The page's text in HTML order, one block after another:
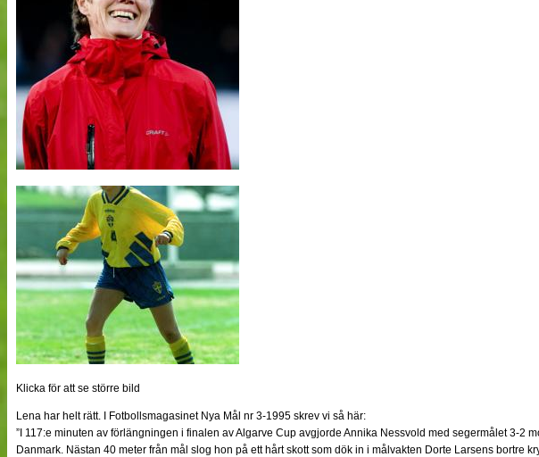
Klicka för att se större bild
Lena har helt rätt. I Fotbollsmagasinet Nya Mål nr 3-1995 skrev vi så här:
”I 117:e minuten av förlängningen i finalen av Algarve Cup avgjorde Annika Nessvold med segermålet 3-2
Danmark. Nästan 40 meter från mål slog hon på ett hårt skott som dök in i målvakten Dorte Larsens bortre